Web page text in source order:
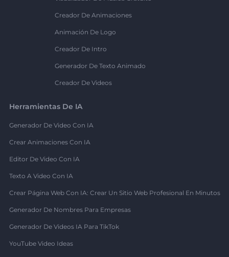
Creador De Animaciones
Animación De Logo
Creador De Intro
Generador De Texto Animado
Creador De Videos
Herramientas De IA
Generador De Video Con IA
Crear Animaciones Con IA
Editor De Video Con IA
Texto A Video Con IA
Crear Página Web Con IA: Crear Un Sitio Web Profesional En Minutos
Generador De Nombres Para Empresas
Generador De Videos IA Para TikTok
YouTube Video Ideas